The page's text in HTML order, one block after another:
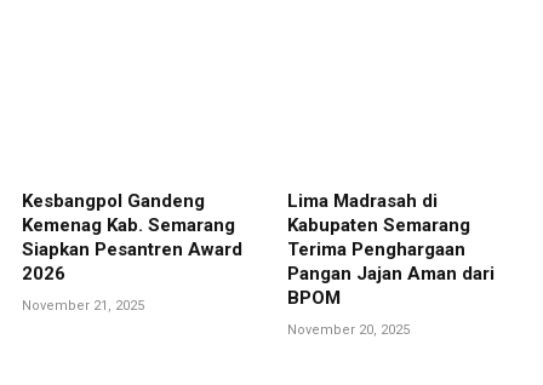
Kesbangpol Gandeng
Kemenag Kab. Semarang
Siapkan Pesantren Award
2026
November 21, 2025
Lima Madrasah di
Kabupaten Semarang
Terima Penghargaan
Pangan Jajan Aman dari
BPOM
November 20, 2025